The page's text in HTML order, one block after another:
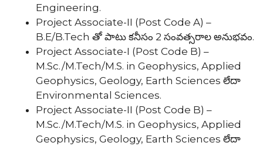
Engineering.
Project Associate-II (Post Code A) –
B.E/B.Tech తో పాటు కనీసం 2 సంవత్సరాల అనుభవం.
Project Associate-I (Post Code B) –
M.Sc./M.Tech/M.S. in Geophysics, Applied
Geophysics, Geology, Earth Sciences లేదా
Environmental Sciences.
Project Associate-II (Post Code B) –
M.Sc./M.Tech/M.S. in Geophysics, Applied
Geophysics, Geology, Earth Sciences లేదా